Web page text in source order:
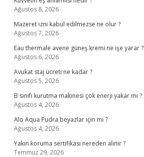
Ağustos 8, 2026
Mazeret izni kabul edilmezse ne olur ?
Ağustos 7, 2026
Eau thermale avene güneş kremi ne işe yarar ?
Ağustos 6, 2026
Avukat staj ücreti ne kadar ?
Ağustos 5, 2026
B sınıfı kurutma makinesi çok enerji yakar mı ?
Ağustos 4, 2026
Alo Aqua Pudra beyazlar için mi ?
Ağustos 4, 2026
Yakın koruma sertifikası nereden alınır ?
Temmuz 29, 2026